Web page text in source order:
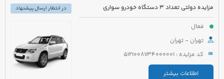
مزایده دولتی تعداد 3 دستگاه خودرو سواری
فعال
تهران - تهران
کد مزایده : 5121008734000001
اطلاعات بیشتر
در انتظار ارسال پیشنهاد